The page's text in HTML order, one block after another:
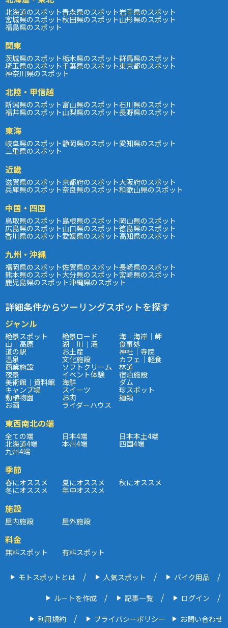
北海道のスポット青森県のスポット岩手県のスポット
宮城県のスポット秋田県のスポット山形県のスポット
福島県のスポット
関東
茨城県のスポット栃木県のスポット群馬県のスポット
埼玉県のスポット千葉県のスポット東京都のスポット
神奈川県のスポット
北陸・甲信越
新潟県のスポット富山県のスポット石川県のスポット
福井県のスポット山梨県のスポット長野県のスポット
東海
岐阜県のスポット静岡県のスポット愛知県のスポット
三重県のスポット
近畿
滋賀県のスポット京都府のスポット大阪府のスポット
兵庫県のスポット奈良県のスポット和歌山県のスポット
中国・四国
鳥取県のスポット島根県のスポット岡山県のスポット
広島県のスポット山口県のスポット徳島県のスポット
香川県のスポット愛媛県のスポット高知県のスポット
九州・沖縄
福岡県のスポット佐賀県のスポット長崎県のスポット
熊本県のスポット大分県のスポット宮崎県のスポット
鹿児島県のスポット沖縄県のスポット
詳細条件からツーリングスポットを探す
ジャンル
絶景スポット 絶景ロード 海｜海岸｜岬
山｜高原 湖｜川｜滝 食事処
道の駅 お土産 神社｜寺院
温泉 文化施設 カフェ｜軽食
商業施設 ソフトクリーム 林道
夜景 イベント体験 宿泊施設
美術館｜資料館 海鮮 ダム
キャンプ場 スイーツ 珍スポット
動植物園 お肉 麺類
お酒 ライダーハウス
東西南北の端
全ての端 日本4端 日本本土4端
北海道4端 本州4端 四国4端
九州4端
季節
春にオススメ 夏にオススメ 秋にオススメ
冬にオススメ 年中オススメ
施設
屋内施設 屋外施設
料金
無料スポット 有料スポット
モトスポットとは 人気スポット バイク用品
ルートを作成 記事一覧 ログイン
利用規約 プライバシーポリシー お問い合わせ